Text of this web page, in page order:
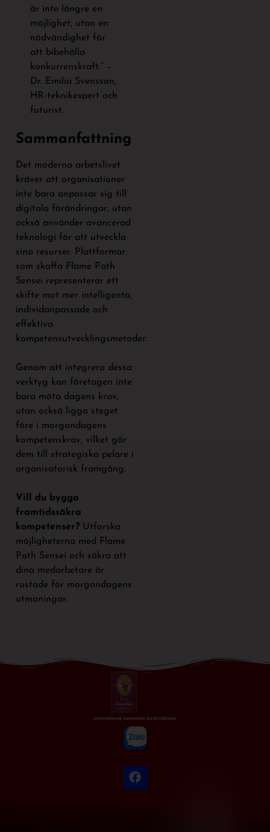
är inte längre en
möjlighet, utan en
nödvändighet för
att bibehålla
konkurrenskraft.” –
Dr. Emilia Svensson,
HR-teknikexpert och
futurist.
Sammanfattning
Det moderna arbetslivet
kräver att organisationer
inte bara anpassar sig till
digitala förändringar, utan
också använder avancerad
teknologi för att utveckla
sina resurser. Plattformar
som skaffa Flame Path
Sensei representerar ett
skifte mot mer intelligenta,
individanpassade och
effektiva
kompetensutvecklingsmetoder.
Genom att integrera dessa
verktyg kan företagen inte
bara möta dagens krav,
utan också ligga steget
före i morgondagens
kompetenskrav, vilket gör
dem till strategiska pelare i
organisatorisk framgång.
Vill du bygga
framtidssäkra
kompetenser? Utforska
möjligheterna med Flame
Path Sensei och säkra att
dina medarbetare är
rustade för morgondagens
utmaningar.
International Sommelier Guild Vietnam